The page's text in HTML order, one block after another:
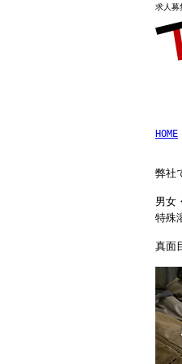
求人
HOME
弊社
男女
特殊
真面